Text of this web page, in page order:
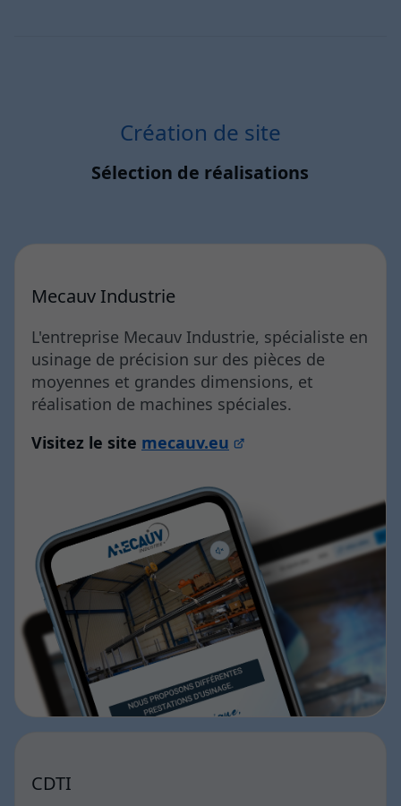
Création de site
Sélection de réalisations
Mecauv Industrie
L'entreprise Mecauv Industrie, spécialiste en
usinage de précision sur des pièces de
moyennes et grandes dimensions, et
réalisation de machines spéciales.
Visitez le site mecauv.eu
CDTI